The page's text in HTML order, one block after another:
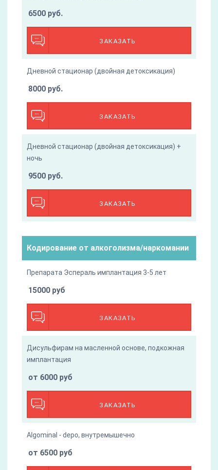
ЗАКАЗАТЬ
6500 руб.
Дневной стационар (двойная детоксикация)
ЗАКАЗАТЬ
8000 руб.
Дневной стационар (двойная детоксикация) +
ночь
ЗАКАЗАТЬ
9500 руб.
Кодирование от алкоголизма/наркомании
Препарата Эспераль имплантация 3-5 лет
ЗАКАЗАТЬ
15000 руб
Дисульфирам на масленной основе, подкожная
имплантация
ЗАКАЗАТЬ
от 6000 руб
Algominal - depo, внутремышечно
от 6500 руб